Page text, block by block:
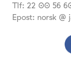
Tlf: 22 00 56
Epost: norsk @